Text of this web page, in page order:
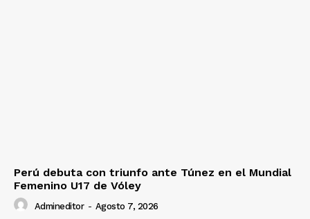
Perú debuta con triunfo ante Túnez en el Mundial
Femenino U17 de Vóley
Admineditor - Agosto 7, 2026